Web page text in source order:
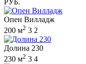
Опен Вилладж
200 м2 3 2
Долина 230
230 м2 3 4